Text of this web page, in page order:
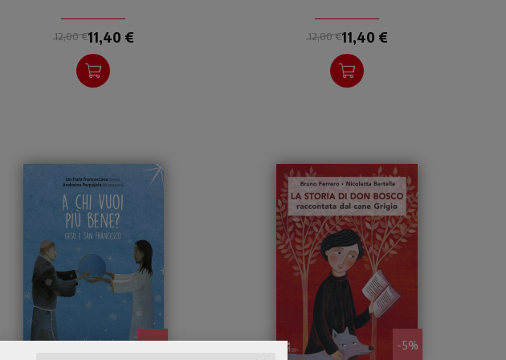
e... positivo.
12,00 €11,40 €
e... positivo.
12,00 €11,40 €
- 5% - 5%